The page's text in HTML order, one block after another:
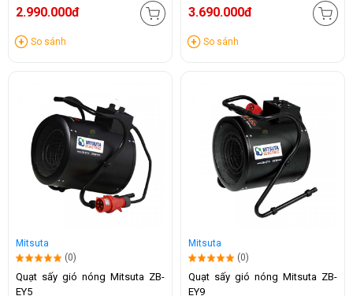
2.990.000đ
So sánh
3.690.000đ
So sánh
Mitsuta
(0)
Quạt sấy gió nóng Mitsuta ZB-
EY5
Mitsuta
(0)
Quạt sấy gió nóng Mitsuta ZB-
EY9